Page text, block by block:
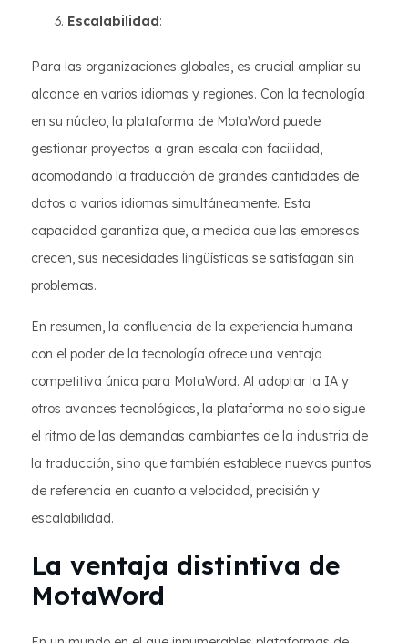
Escalabilidad:
Para las organizaciones globales, es crucial ampliar su
alcance en varios idiomas y regiones. Con la tecnología
en su núcleo, la plataforma de MotaWord puede
gestionar proyectos a gran escala con facilidad,
acomodando la traducción de grandes cantidades de
datos a varios idiomas simultáneamente. Esta
capacidad garantiza que, a medida que las empresas
crecen, sus necesidades lingüísticas se satisfagan sin
problemas.
En resumen, la confluencia de la experiencia humana
con el poder de la tecnología ofrece una ventaja
competitiva única para MotaWord. Al adoptar la IA y
otros avances tecnológicos, la plataforma no solo sigue
el ritmo de las demandas cambiantes de la industria de
la traducción, sino que también establece nuevos puntos
de referencia en cuanto a velocidad, precisión y
escalabilidad.
La ventaja distintiva de
MotaWord